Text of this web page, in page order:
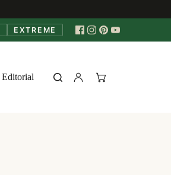
EXTREME
Editorial